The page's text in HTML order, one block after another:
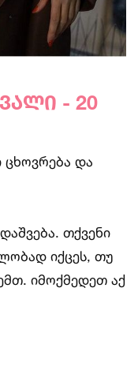
- 20
ცხოვრება და
თქვენი
იქცეს, თუ
იმოქმედეთ აქ